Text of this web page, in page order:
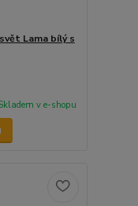
Lama bílý s
v e-shopu